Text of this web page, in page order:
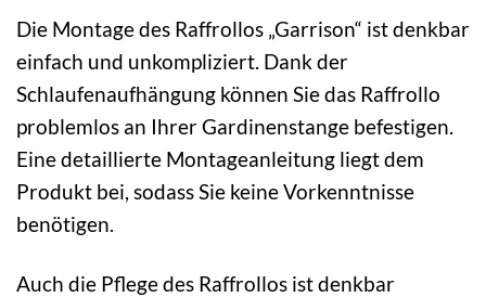
Die Montage des Raffrollos „Garrison“ ist denkbar
einfach und unkompliziert. Dank der
Schlaufenaufhängung können Sie das Raffrollo
problemlos an Ihrer Gardinenstange befestigen.
Eine detaillierte Montageanleitung liegt dem
Produkt bei, sodass Sie keine Vorkenntnisse
benötigen.
Auch die Pflege des Raffrollos ist denkbar